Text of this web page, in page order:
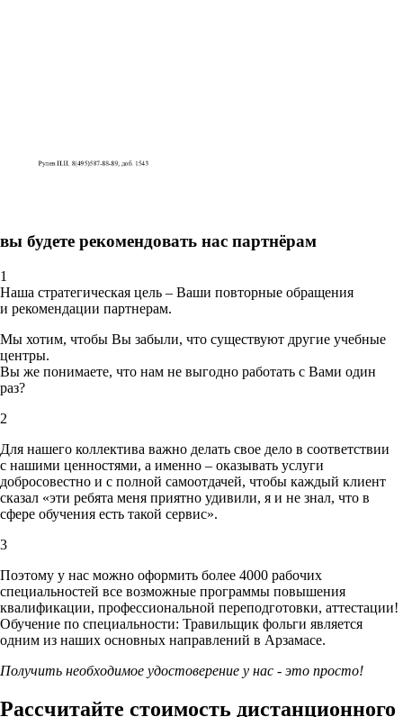
вы будете рекомендовать нас партнёрам
1
Наша стратегическая цель – Ваши повторные обращения
и рекомендации партнерам.
Мы хотим, чтобы Вы забыли, что существуют другие учебные
центры.
Вы же понимаете, что нам не выгодно работать с Вами один
раз?
2
Для нашего коллектива важно делать свое дело в соответствии
с нашими ценностями, а именно – оказывать услуги
добросовестно и с полной самоотдачей, чтобы каждый клиент
сказал «эти ребята меня приятно удивили, я и не знал, что в
сфере обучения есть такой сервис».
3
Поэтому у нас можно оформить более 4000 рабочих
специальностей все возможные программы повышения
квалификации, профессиональной переподготовки, аттестации!
Обучение по специальности: Травильщик фольги является
одним из наших основных направлений в Арзамасе.
Получить необходимое удостоверение у нас - это просто!
Рассчитайте стоимость дистанционного